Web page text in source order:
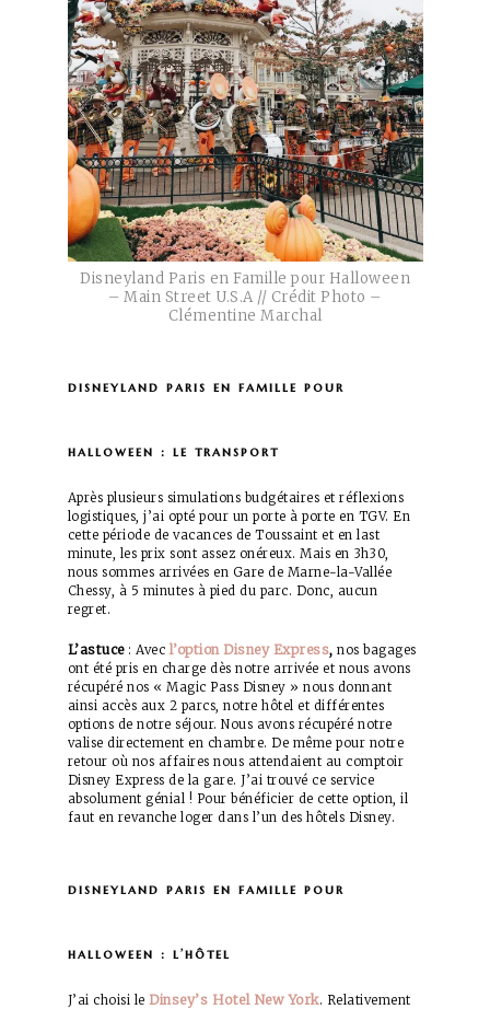
Disneyland Paris en Famille pour Halloween
– Main Street U.S.A // Crédit Photo –
Clémentine Marchal
disneyland paris en famille pour
halloween : le transport
Après plusieurs simulations budgétaires et réflexions
logistiques, j’ai opté pour un porte à porte en TGV. En
cette période de vacances de Toussaint et en last
minute, les prix sont assez onéreux. Mais en 3h30,
nous sommes arrivées en Gare de Marne-la-Vallée
Chessy, à 5 minutes à pied du parc. Donc, aucun
regret.
L’astuce: Avec l’option Disney Express, nos bagages
ont été pris en charge dès notre arrivée et nous avons
récupéré nos « Magic Pass Disney » nous donnant
ainsi accès aux 2 parcs, notre hôtel et différentes
options de notre séjour. Nous avons récupéré notre
valise directement en chambre. De même pour notre
retour où nos affaires nous attendaient au comptoir
Disney Express de la gare. J’ai trouvé ce service
absolument génial ! Pour bénéficier de cette option, il
faut en revanche loger dans l’un des hôtels Disney.
disneyland paris en famille pour
halloween : l’hôtel
J’ai choisi le Dinsey’s Hotel New York. Relativement